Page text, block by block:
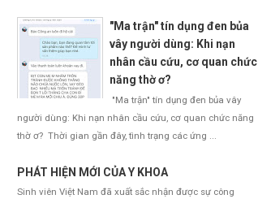
"Ma trận" tín dụng đen bủa
vây người dùng: Khi nạn
nhân cầu cứu, cơ quan chức
năng thờ ơ?
"Ma trận" tín dụng đen bủa vây
người dùng: Khi nạn nhân cầu cứu, cơ quan chức năng
thờ ơ? Thời gian gần đây, tình trạng các ứng ...
PHÁT HIỆN MỚI CỦA Y KHOA
Sinh viên Việt Nam đã xuất sắc nhận được sự công